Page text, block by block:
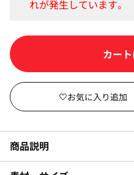
カー
商品説明